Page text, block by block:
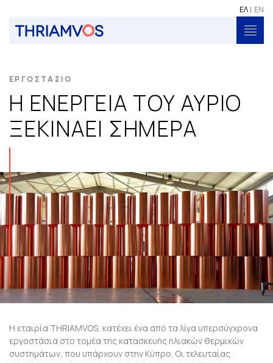
ΕΛ EN
ΕΛ EN
ΠΡΟΪΟΝΤΑ
Η ΕΤΑΙΡΕΙΑ
ΥΠΗΡΕΣΙΕΣ
ΛΥΣΕΙΣ
ΕΠΙΚΟΙΝΩΝΙΑ
ΕΡΓΟΣΤΑΣΙΟ
Η ΕΝΕΡΓΕΙΑ ΤΟΥ ΑΥΡΙΟ
ΞΕΚΙΝΑΕΙ ΣΗΜΕΡΑ
Η εταιρία THRIAMVOS, κατέχει ένα από τα λίγα υπερσύγχρονα
εργοστάσια στο τομέα της κατασκευής ηλιακών θερμικών
συστημάτων, που υπάρχουν στην Κύπρο. Οι τελευταίας